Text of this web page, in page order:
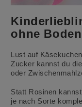
ohne Boden
Lust auf
Zucker kannst du
oder
Statt Rosinen
je nach Sorte